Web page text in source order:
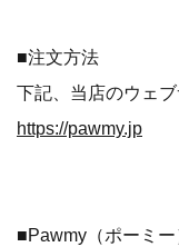
■注文方法
下記、当店のウェ
https://pawmy.jp
■Pawmy（ポーミ